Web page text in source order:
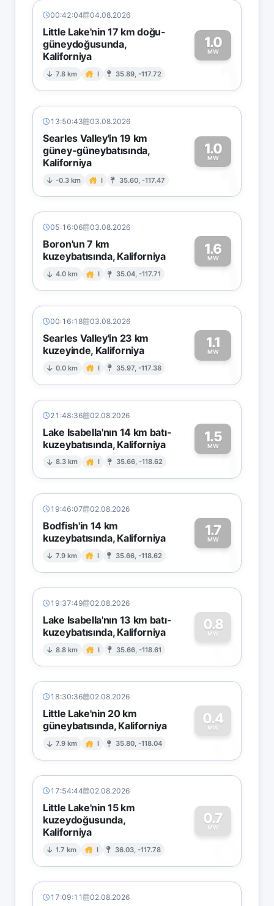
00:42:04 04.08.2026
Little Lake'nin 17 km doğu-
güneydoğusunda,
Kaliforniya
7.8 km I 35.89, -117.72
1.0
MW
1
13:50:43 03.08.2026
Searles Valley'in 19 km
güney-güneybatısında,
Kaliforniya
-0.3 km I 35.60, -117.47
1.0
MW
1
05:16:06 03.08.2026
Boron'un 7 km
kuzeybatısında, Kaliforniya
4.0 km I 35.04, -117.71
1.6
MW1
00:16:18 03.08.2026
Searles Valley'in 23 km
kuzeyinde, Kaliforniya
0.0 km I 35.97, -117.38
1.1
MW1
21:48:36 02.08.2026
Lake Isabella'nın 14 km batı-
kuzeybatısında, Kaliforniya
8.3 km I 35.66, -118.62
1.5
MW1
19:46:07 02.08.2026
Bodfish'in 14 km
kuzeybatısında, Kaliforniya
7.9 km I 35.66, -118.62
1.7
MW1
19:37:49 02.08.2026
Lake Isabella'nın 13 km batı-
kuzeybatısında, Kaliforniya
8.8 km I 35.66, -118.61
0.8
MW
0
18:30:36 02.08.2026
Little Lake'nin 20 km
güneybatısında, Kaliforniya
7.9 km I 35.80, -118.04
0.4
MW
0
17:54:44 02.08.2026
Little Lake'nin 15 km
kuzeydoğusunda,
Kaliforniya
1.7 km I 36.03, -117.78
0.7
MW
0
17:09:11 02.08.2026